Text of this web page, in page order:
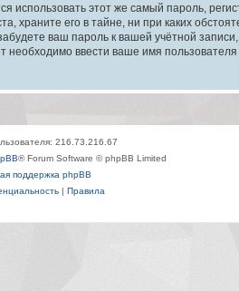
этот же самый пароль,
его в тайне, ни при каких
ваш пароль к вашей учётной
ввести ваше имя
216.73.216.67
® Forum Software © phpBB Limited
поддержка phpBB
| Правила